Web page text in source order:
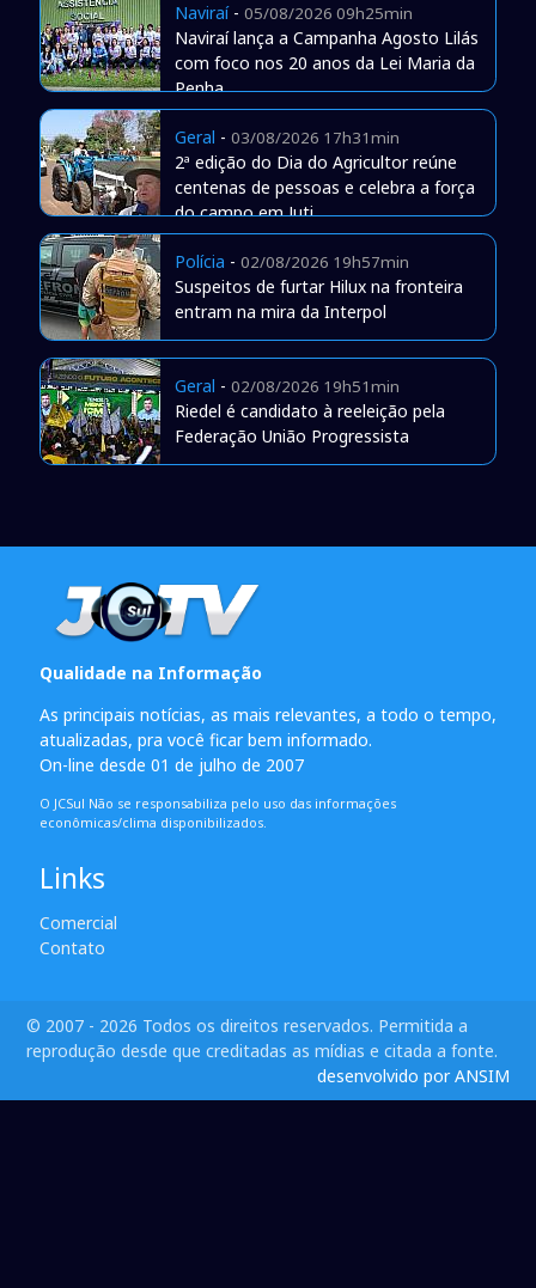
Naviraí- 05/08/2026 09h25min
Naviraí lança a Campanha Agosto Lilás
com foco nos 20 anos da Lei Maria da
Penha
Geral - 03/08/2026 17h31min
2ª edição do Dia do Agricultor reúne
centenas de pessoas e celebra a força
do campo em Juti
Polícia - 02/08/2026 19h57min
Suspeitos de furtar Hilux na fronteira
entram na mira da Interpol
Geral - 02/08/2026 19h51min
Riedel é candidato à reeleição pela
Federação União Progressista
Qualidade na Informação
As principais notícias, as mais relevantes, a todo o tempo,
atualizadas, pra você ficar bem informado.
On-line desde 01 de julho de 2007
O JCSul Não se responsabiliza pelo uso das informações
econômicas/clima disponibilizados.
Links
Comercial
Contato
© 2007 - 2026 Todos os direitos reservados. Permitida a
reprodução desde que creditadas as mídias e citada a fonte.
desenvolvido por ANSIM